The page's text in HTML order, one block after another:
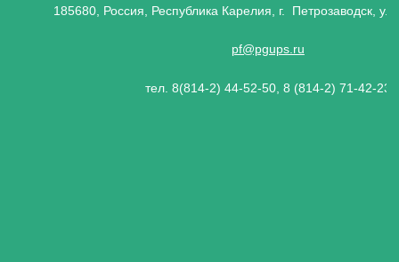
185680, Россия, Республика Карелия, г. Петрозаводск,
pf@pgups.ru
тел. 8(814-2) 44-52-50, 8 (814-2) 71-42-23